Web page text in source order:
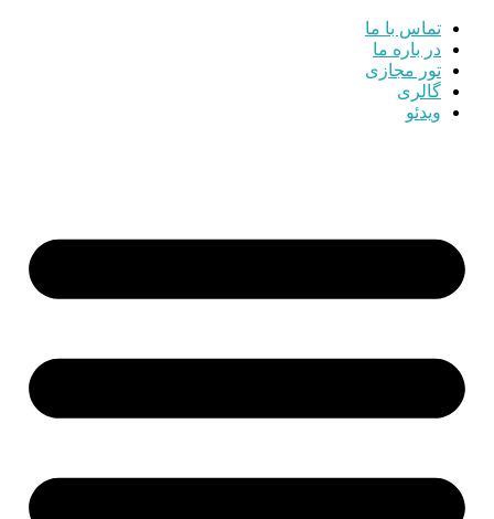
تماس با ما
در باره ما
تور مجازی
گالری
ویدئو